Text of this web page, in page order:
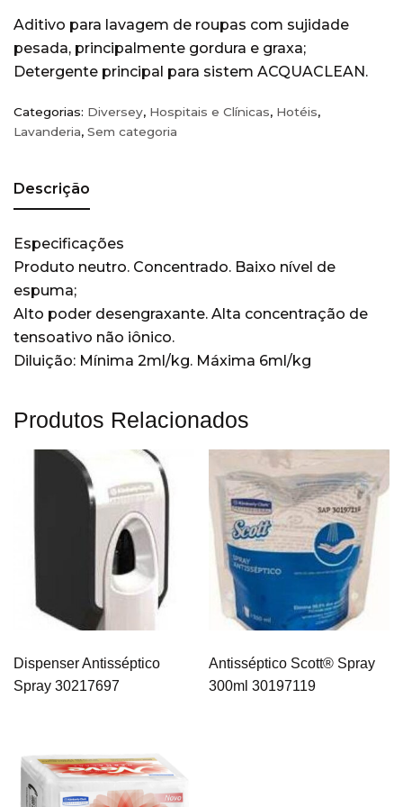
Lavagem mecânica de louças (15)
Cozinhas (14)
Lavanderia
(21)
Limpadoras e Conservadoras (2)
pisos (2)
Sem categoria
Wiper (22)
Aditivo para lavagem de roupas com sujidade
pesada, principalmente gordura e graxa;
Detergente principal para sistem ACQUACLEAN.
Categorias: Diversey, Hospitais e Clínicas, Hotéis,
Lavanderia, Sem categoria
Descrição
Especificações
Produto neutro. Concentrado. Baixo nível de
espuma;
Alto poder desengraxante. Alta concentração de
tensoativo não iônico.
Diluição: Mínima 2ml/kg. Máxima 6ml/kg
Produtos Relacionados
Dispenser Antisséptico
Spray 30217697
Antisséptico Scott® Spray
300ml 30197119